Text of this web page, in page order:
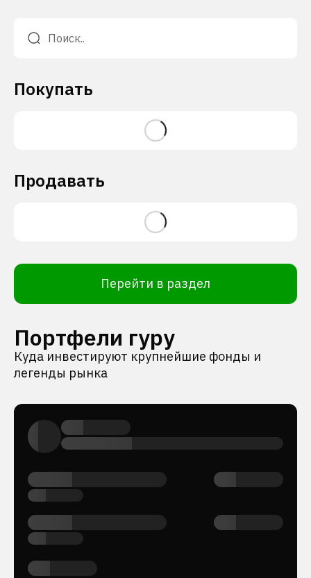
Покупать
Продавать
Перейти в раздел
Портфели гуру
Куда инвестируют крупнейшие фонды и
легенды рынка